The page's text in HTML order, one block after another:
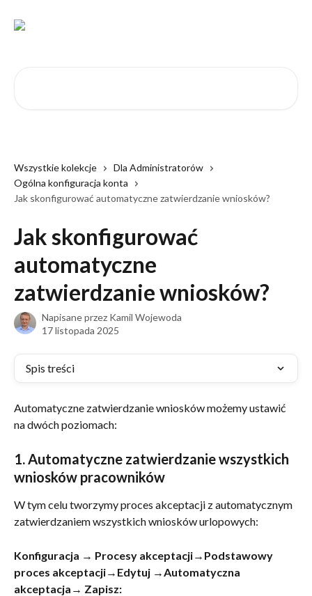
Wszystkie kolekcje
Dla Administratorów
Ogólna konfiguracja konta
Jak skonfigurować automatyczne zatwierdzanie wniosków?
Jak skonfigurować
automatyczne
zatwierdzanie wniosków?
Napisane przez Kamil Wojewoda
17 listopada 2025
Spis treści
Automatyczne zatwierdzanie wniosków możemy ustawić
na dwóch poziomach:
1. Automatyczne zatwierdzanie wszystkich
wniosków pracowników
W tym celu tworzymy proces akceptacji z automatycznym
zatwierdzaniem wszystkich wniosków urlopowych:
Konfiguracja → Procesy akceptacji→Podstawowy
proces akceptacji→Edytuj →Automatyczna
akceptacja→ Zapisz: